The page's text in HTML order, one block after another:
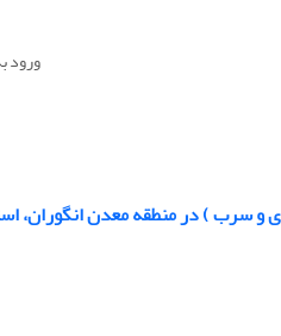
ورود
و سرب ) در منطقه معدن انگوران،